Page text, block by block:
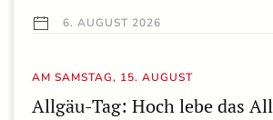
6. AUGUST 2026
AM SAMSTAG, 15. AUGUST
Allgäu-Tag: Hoch lebe das